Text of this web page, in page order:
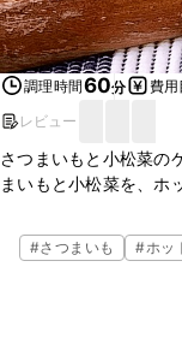
調理時間60分 費
レビュー
さつまいもと小松菜の
まいもと小松菜を、ホ
上げました。簡単でと
#さつまいも #ホッ